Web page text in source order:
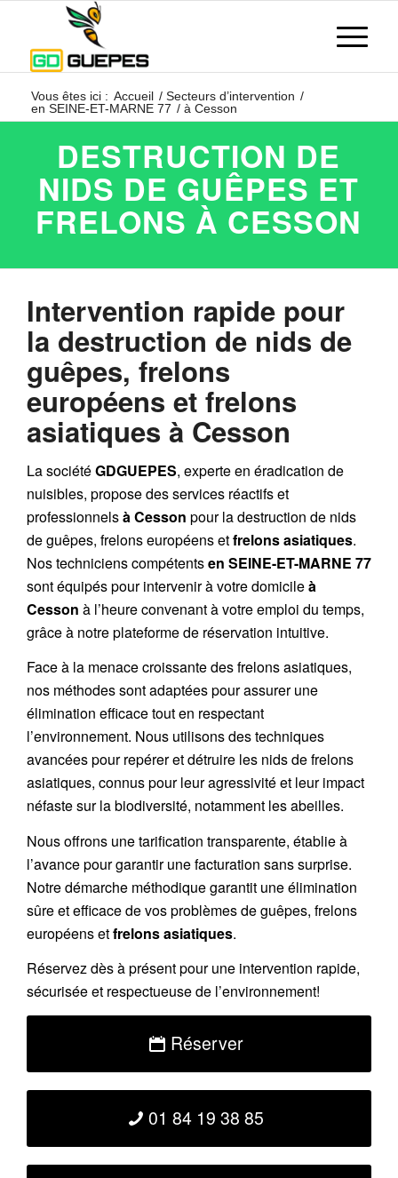
Vous êtes ici : Accueil / Secteurs d’intervention /
en SEINE-ET-MARNE 77 / à Cesson
DESTRUCTION DE
NIDS DE GUÊPES ET
FRELONS À CESSON
Intervention rapide pour
la destruction de nids de
guêpes, frelons
européens et frelons
asiatiques à Cesson
La sociétéGDGUEPES, experte en éradication de
nuisibles, propose des services réactifs et
professionnelsà Cesson pour la destruction de nids
de guêpes, frelons européensetfrelons asiatiques.
Nos techniciens compétentsen SEINE-ET-MARNE 77
sont équipés pour intervenir à votre domicileà
Cesson à l’heure convenant à votre emploi du temps,
grâce à notre plateforme de réservation intuitive.
Face à la menace croissante des frelons asiatiques,
nos méthodes sont adaptées pour assurer une
élimination efficace tout en respectant
l’environnement. Nous utilisons des techniques
avancées pour repérer et détruire les nids defrelons
asiatiques, connus pour leur agressivité et leur impact
néfaste sur la biodiversité, notamment les abeilles.
Nous offrons unetarification transparente, établie à
l’avance pour garantir une facturation sans surprise.
Notre démarche méthodique garantit une élimination
sûre et efficace de vos problèmes de guêpes, frelons
européens etfrelons asiatiques.
Réservezdès à présent pour une intervention rapide,
sécurisée et respectueuse de l’environnement!
Réserver
01 84 19 38 85